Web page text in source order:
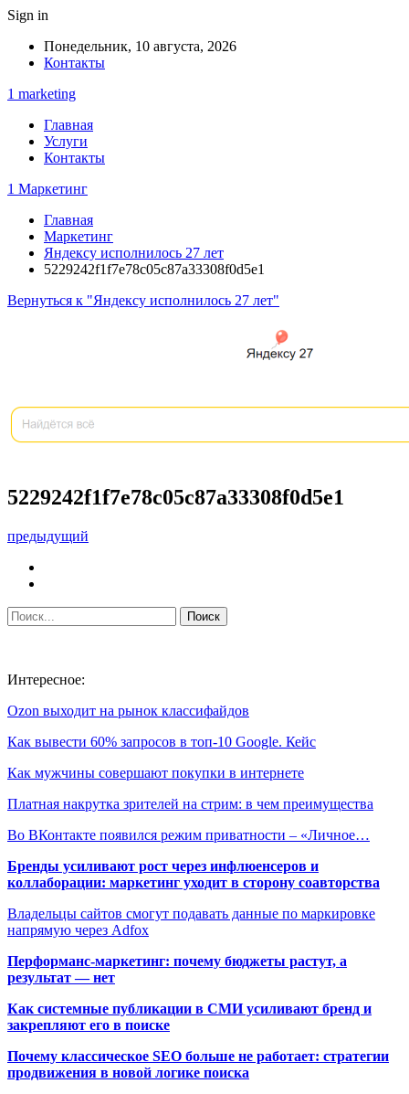
Sign in
Понедельник, 10 августа, 2026
Контакты
1 marketing
Главная
Услуги
Контакты
1 Маркетинг
Главная
Маркетинг
Яндексу исполнилось 27 лет
5229242f1f7e78c05c87a33308f0d5e1
Вернуться к "Яндексу исполнилось 27 лет"
5229242f1f7e78c05c87a33308f0d5e1
предыдущий
Интересное:
Ozon выходит на рынок классифайдов
Как вывести 60% запросов в топ-10 Google. Кейс
Как мужчины совершают покупки в интернете
Платная накрутка зрителей на стрим: в чем преимущества
Во ВКонтакте появился режим приватности – «Личное…
Бренды усиливают рост через инфлюенсеров и
коллаборации: маркетинг уходит в сторону соавторства
Владельцы сайтов смогут подавать данные по маркировке
напрямую через Adfox
Перформанс-маркетинг: почему бюджеты растут, а
результат — нет
Как системные публикации в СМИ усиливают бренд и
закрепляют его в поиске
Почему классическое SEO больше не работает: стратегии
продвижения в новой логике поиска